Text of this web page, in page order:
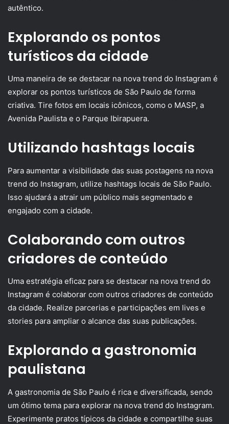
autêntico.
Explorando os pontos
turísticos da cidade
Uma maneira de se destacar na nova trend do Instagram é
explorar os pontos turísticos de São Paulo de forma
criativa. Tire fotos em locais icônicos, como o MASP, a
Avenida Paulista e o Parque Ibirapuera.
Utilizando hashtags locais
Para aumentar a visibilidade das suas postagens na nova
trend do Instagram, utilize hashtags locais de São Paulo.
Isso ajudará a atrair um público mais segmentado e
engajado com a cidade.
Colaborando com outros
criadores de conteúdo
Uma estratégia eficaz para se destacar na nova trend do
Instagram é colaborar com outros criadores de conteúdo
da cidade. Realize parcerias e participações em lives e
stories para ampliar o alcance das suas publicações.
Explorando a gastronomia
paulistana
A gastronomia de São Paulo é rica e diversificada, sendo
um ótimo tema para explorar na nova trend do Instagram.
Experimente pratos típicos da cidade e compartilhe suas